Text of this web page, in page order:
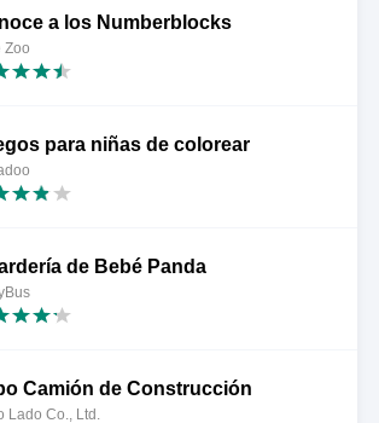
a los Numberblocks
Zoo
para niñas de colorear
de Bebé Panda
Camión de Construcción
Lado Co., Ltd.